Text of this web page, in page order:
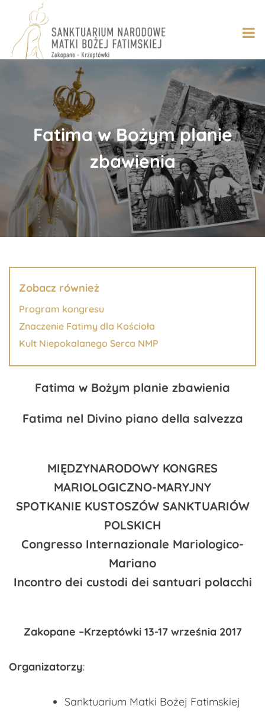
content
Fatima w Bożym planie
zbawienia
Zobacz również
Program kongresu
Znaczenie Fatimy dla Kościoła
Kult Niepokalanego Serca NMP
Fatima w Bożym planie zbawienia
Fatima nel Divino piano della salvezza
MIĘDZYNARODOWY KONGRES
MARIOLOGICZNO-MARYJNY
SPOTKANIE KUSTOSZÓW SANKTUARIÓW
POLSKICH
Congresso Internazionale Mariologico-
Mariano
Incontro dei custodi dei santuari polacchi
Zakopane –Krzeptówki 13-17 września 2017
Organizatorzy:
Sanktuarium Matki Bożej Fatimskiej